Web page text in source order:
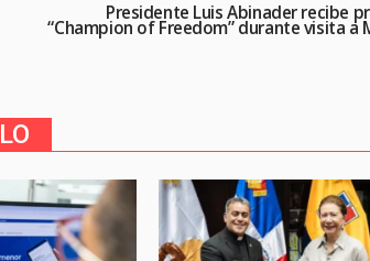
Presidente Luis Abinader recibe
“Champion of Freedom” durante visita a